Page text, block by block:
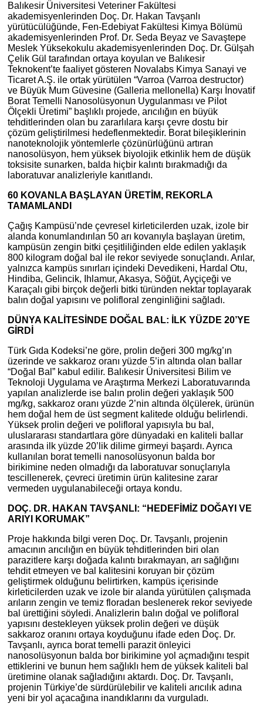
Balıkesir Üniversitesi Veteriner Fakültesi
akademisyenlerinden Doç. Dr. Hakan Tavşanlı
yürütücülüğünde, Fen-Edebiyat Fakültesi Kimya Bölümü
akademisyenlerinden Prof. Dr. Seda Beyaz ve Savaştepe
Meslek Yüksekokulu akademisyenlerinden Doç. Dr. Gülşah
Çelik Gül tarafından ortaya koyulan ve Balıkesir
Teknokent’te faaliyet gösteren Novalabs Kimya Sanayi ve
Ticaret A.Ş. ile ortak yürütülen “Varroa (Varroa destructor)
ve Büyük Mum Güvesine (Galleria mellonella) Karşı İnovatif
Borat Temelli Nanosolüsyonun Uygulanması ve Pilot
Ölçekli Üretimi” başlıklı projede, arıcılığın en büyük
tehditlerinden olan bu zararlılara karşı çevre dostu bir
çözüm geliştirilmesi hedeflenmektedir. Borat bileşiklerinin
nanoteknolojik yöntemlerle çözünürlüğünü artıran
nanosolüsyon, hem yüksek biyolojik etkinlik hem de düşük
toksisite sunarken, balda hiçbir kalıntı bırakmadığı da
laboratuvar analizleriyle kanıtlandı.
60 KOVANLA BAŞLAYAN ÜRETİM, REKORLA
TAMAMLANDI
Çağış Kampüsü’nde çevresel kirleticilerden uzak, izole bir
alanda konumlandırılan 50 arı kovanıyla başlayan üretim,
kampüsün zengin bitki çeşitliliğinden elde edilen yaklaşık
800 kilogram doğal bal ile rekor seviyede sonuçlandı. Arılar,
yalnızca kampüs sınırları içindeki Devedikeni, Hardal Otu,
Hindiba, Gelincik, Ihlamur, Akasya, Söğüt, Ayçiçeği ve
Karaçalı gibi birçok değerli bitki türünden nektar toplayarak
balın doğal yapısını ve polifloral zenginliğini sağladı.
DÜNYA KALİTESİNDE DOĞAL BAL: İLK YÜZDE 20’YE
GİRDİ
Türk Gıda Kodeksi’ne göre, prolin değeri 300 mg/kg’ın
üzerinde ve sakkaroz oranı yüzde 5’in altında olan ballar
“Doğal Bal” kabul edilir. Balıkesir Üniversitesi Bilim ve
Teknoloji Uygulama ve Araştırma Merkezi Laboratuvarında
yapılan analizlerde ise balın prolin değeri yaklaşık 500
mg/kg, sakkaroz oranı yüzde 2’nin altında ölçülerek, ürünün
hem doğal hem de üst segment kalitede olduğu belirlendi.
Yüksek prolin değeri ve polifloral yapısıyla bu bal,
uluslararası standartlara göre dünyadaki en kaliteli ballar
arasında ilk yüzde 20’lik dilime girmeyi başardı. Ayrıca
kullanılan borat temelli nanosolüsyonun balda bor
birikimine neden olmadığı da laboratuvar sonuçlarıyla
tescillenerek, çevreci üretimin ürün kalitesine zarar
vermeden uygulanabileceği ortaya kondu.
DOÇ. DR. HAKAN TAVŞANLI: “HEDEFİMİZ DOĞAYI VE
ARIYI KORUMAK”
Proje hakkında bilgi veren Doç. Dr. Tavşanlı, projenin
amacının arıcılığın en büyük tehditlerinden biri olan
parazitlere karşı doğada kalıntı bırakmayan, arı sağlığını
tehdit etmeyen ve bal kalitesini koruyan bir çözüm
geliştirmek olduğunu belirtirken, kampüs içerisinde
kirleticilerden uzak ve izole bir alanda yürütülen çalışmada
arıların zengin ve temiz floradan beslenerek rekor seviyede
bal ürettiğini söyledi. Analizlerin balın doğal ve polifloral
yapısını destekleyen yüksek prolin değeri ve düşük
sakkaroz oranını ortaya koyduğunu ifade eden Doç. Dr.
Tavşanlı, ayrıca borat temelli parazit önleyici
nanosolüsyonun balda bor birikimine yol açmadığını tespit
ettiklerini ve bunun hem sağlıklı hem de yüksek kaliteli bal
üretimine olanak sağladığını aktardı. Doç. Dr. Tavşanlı,
projenin Türkiye’de sürdürülebilir ve kaliteli arıcılık adına
yeni bir yol açacağına inandıklarını da vurguladı.